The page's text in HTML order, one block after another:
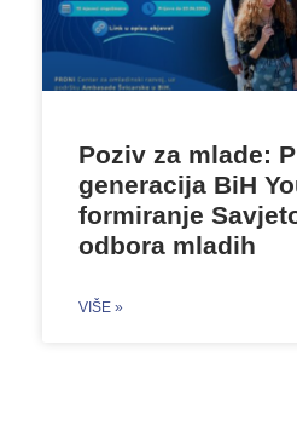
Poziv za mlade:
generacija BiH
formiranje
odbora mladih
VIŠE »